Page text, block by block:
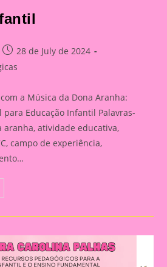
Post
published:
28 de July de 2024
a Música da Dona Aranha:
para Educação Infantil Palavras-
aranha, atividade educativa,
campo de experiência,